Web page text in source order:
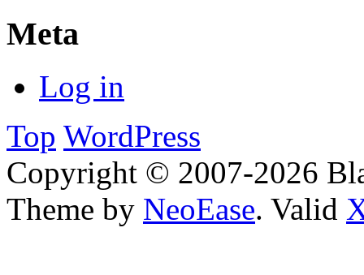
Meta
Log in
Top WordPress
Copyright © 2007-2026
Theme by NeoEase. Valid